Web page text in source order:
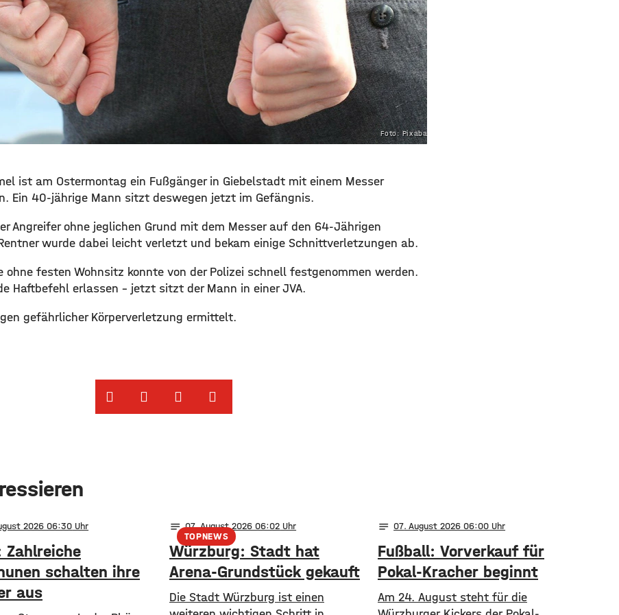
Foto: Pixabay.com
ist am Ostermontag ein Fußgänger in Giebelstadt mit einem Messer
Ein 40-jährige Mann sitzt deswegen jetzt im Gefängnis.
Angreifer ohne jeglichen Grund mit dem Messer auf den 64-Jährigen
wurde dabei leicht verletzt und bekam einige Schnittverletzungen ab.
ohne festen Wohnsitz konnte von der Polizei schnell festgenommen werden.
Haftbefehl erlassen – jetzt sitzt der Mann in einer JVA.
gefährlicher Körperverletzung ermittelt.
2026 06:30
Zahlreiche
schalten ihre
aus
TOPNEWS
notes 07. August 2026 06:02
Würzburg: Stadt hat
Arena-Grundstück gekauft
Die Stadt Würzburg ist einen
notes 07. August 2026 06:00
Fußball: Vorverkauf für
Pokal-Kracher beginnt
Am 24. August steht für die